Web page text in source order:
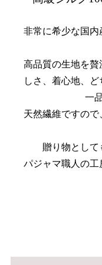
非常に希少な国
高品質の生地を
しさ、着心地、
一
天然繊維ですの
贈り物として
パジャマ職人の工